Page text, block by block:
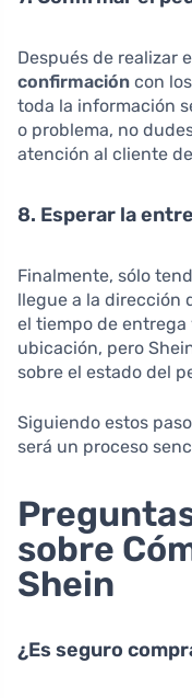
Después de realizar
confirmación con
toda la información
o problema, no
atención al cliente
8. Esperar la
Finalmente, sólo
llegue a la dirección
el tiempo de
ubicación, pero
sobre el estado del
Siguiendo estos
será un proceso
sobre
Shein
¿Es seguro